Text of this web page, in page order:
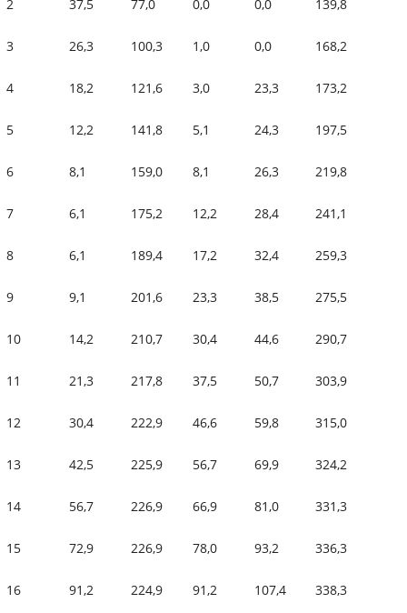
2 37,5 77,0 0,0 0,0 139,8
3 26,3 100,3 1,0 0,0 168,2
4 18,2 121,6 3,0 23,3 173,2
5 12,2 141,8 5,1 24,3 197,5
6 8,1 159,0 8,1 26,3 219,8
7 6,1 175,2 12,2 28,4 241,1
8 6,1 189,4 17,2 32,4 259,3
9 9,1 201,6 23,3 38,5 275,5
10 14,2 210,7 30,4 44,6 290,7
11 21,3 217,8 37,5 50,7 303,9
12 30,4 222,9 46,6 59,8 315,0
13 42,5 225,9 56,7 69,9 324,2
14 56,7 226,9 66,9 81,0 331,3
15 72,9 226,9 78,0 93,2 336,3
16 91,2 224,9 91,2 107,4 338,3